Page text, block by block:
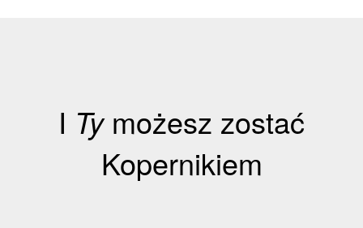
I Tymożesz zostać
Kopernikiem